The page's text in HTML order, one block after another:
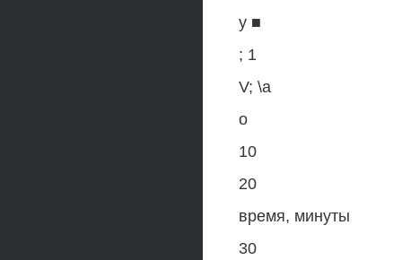
у ■
; 1
V; \а
о
10
20
время, минуты
30